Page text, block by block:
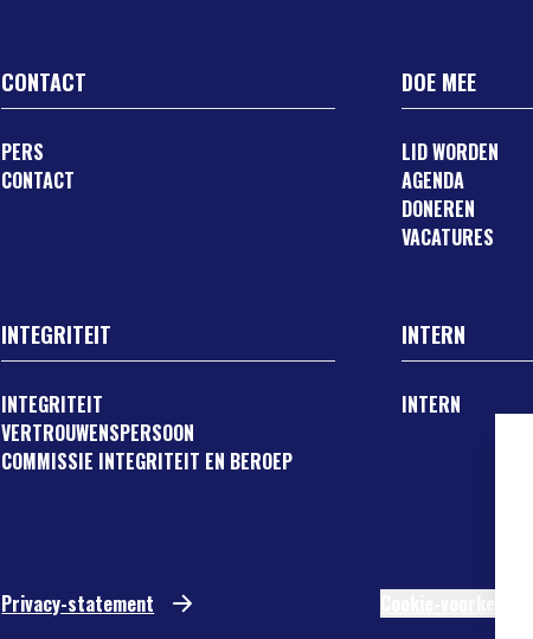
CONTACT
PERS
CONTACT
DOE MEE
LID WORDEN
AGENDA
DONEREN
VACATURES
INTEGRITEIT
INTEGRITEIT
VERTROUWENSPERSOON
COMMISSIE INTEGRITEIT EN BEROEP
INTERN
INTERN
Privacy-statement